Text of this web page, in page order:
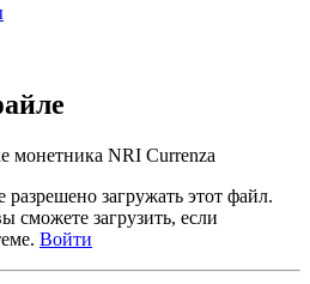
монетника NRI Currenza
загружать этот файл.
сможете загрузить, если
Войти